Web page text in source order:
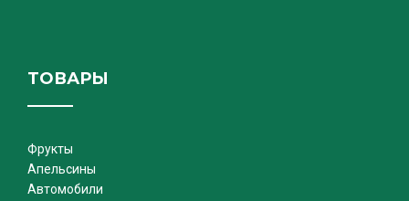
ТОВАРЫ
Фрукты
Апельсины
Автомобили